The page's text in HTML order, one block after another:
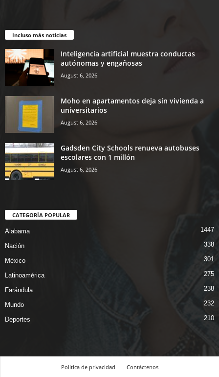
Incluso más noticias
Inteligencia artificial muestra conductas
autónomas y engañosas
August 6, 2026
Moho en apartamentos deja sin vivienda a
universitarios
August 6, 2026
Gadsden City Schools renueva autobuses
escolares con 1 millón
August 6, 2026
CATEGORÍA POPULAR
Alabama 1447
Nación 338
México 301
Latinoamérica 275
Farándula 238
Mundo 232
Deportes 210
Política de privacidad Contáctenos